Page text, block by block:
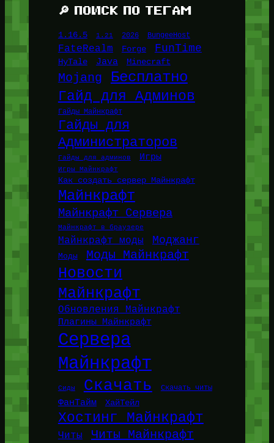
🔎 ПОИСК ПО ТЕГАМ
1.16.5 1.21 2026 BungeeHost
FateRealm Forge FunTime
HyTale Java Minecraft
Mojang Бесплатно
Гайд для Админов
Гайды Майнкрафт
Гайды для
Администраторов
Гайды для админов Игры
Игры Майнкрафт
Как создать сервер Майнкрафт
Майнкрафт
Майнкрафт Сервера
Майнкрафт в браузере
Майнкрафт моды Моджанг
Моды Моды Майнкрафт
Новости
Майнкрафт
Обновления Майнкрафт
Плагины Майнкрафт
Сервера
Майнкрафт
Сиды Скачать Скачать читы
ФанТайм ХайТейл
Хостинг Майнкрафт
Читы Читы Майнкрафт